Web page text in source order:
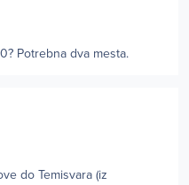
Potrebna dva mesta.
do Temisvara (iz